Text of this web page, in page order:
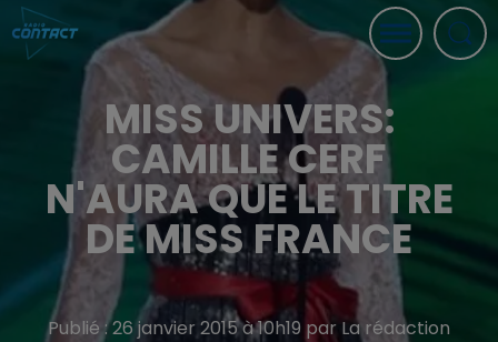
MISS UNIVERS:
CAMILLE CERF
N'AURA QUE LE TITRE
DE MISS FRANCE
Publié : 26 janvier 2015 à 10h19 par La rédaction